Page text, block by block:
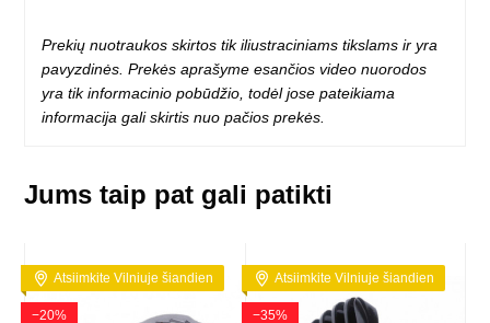
Prekių nuotraukos skirtos tik iliustraciniams tikslams ir yra
pavyzdinės. Prekės aprašyme esančios video nuorodos
yra tik informacinio pobūdžio, todėl jose pateikiama
informacija gali skirtis nuo pačios prekės.
Jums taip pat gali patikti
Atsiimkite Vilniuje šiandien
−20%
Atsiimkite Vilniuje šiandien
−35%